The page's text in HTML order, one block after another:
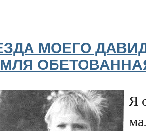
МОЕГО
Я